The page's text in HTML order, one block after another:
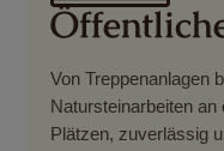
Von Treppenanlagen
Natursteinarbeiten
Plätzen, zuverlässig